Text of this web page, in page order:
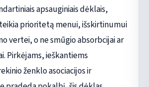
apsauginiais dėklais,
prioritetą menui, išskirtinumui
vertei, o ne smūgio absorbcijai ar
Pirkėjams, ieškantiems
ženklo asociacijos ir